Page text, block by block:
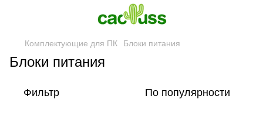
Комплектующие для ПК Блоки питания
Блоки питания
Фильтр По популярности